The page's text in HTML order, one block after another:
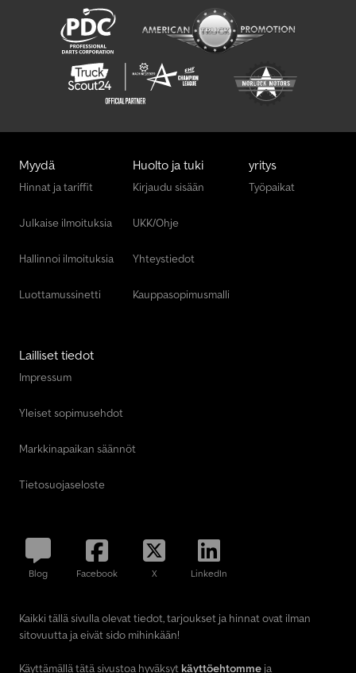
Myydä
Hinnat ja tariffit
Julkaise ilmoituksia
Hallinnoi ilmoituksia
Luottamussinetti
Huolto ja tuki
Kirjaudu sisään
UKK/Ohje
Yhteystiedot
Kauppasopimusmalli
yritys
Työpaikat
Lailliset tiedot
Impressum
Yleiset sopimusehdot
Markkinapaikan säännöt
Tietosuojaseloste
Blog Facebook X LinkedIn
Kaikki tällä sivulla olevat tiedot, tarjoukset ja hinnat ovat ilman
sitovuutta ja eivät sido mihinkään!
Käyttämällä tätä sivustoa hyväksyt käyttöehtomme ja